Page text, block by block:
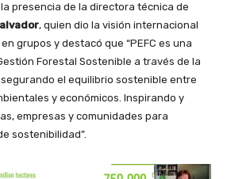
presencia de la directora técnica de
, quien dio la visión internacional
grupos y destacó que “PEFC es una
Forestal Sostenible a través de la
el equilibrio sostenible entre
y económicos. Inspirando y
empresas y comunidades para
sostenibilidad”.